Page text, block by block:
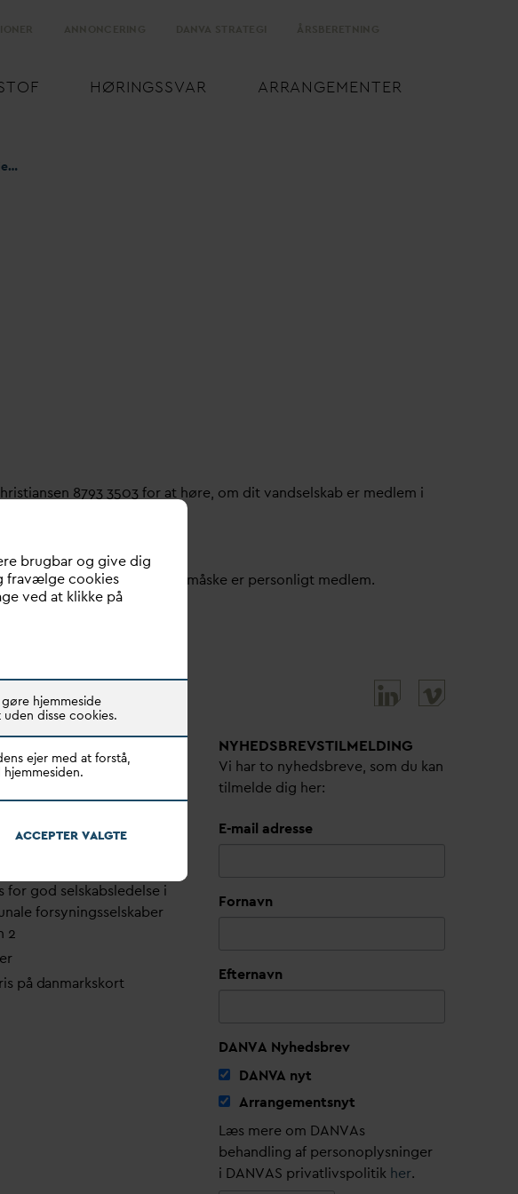
HØRINGSSVAR ARRANGEMENTER
Lejers retsstilling ved udlejers restance på
8793 3503 for at høre, om dit vandselskab er medlem i
iDANVA eller om du måske er personligt medlem.
DANVA medarbejdere
for god selskabsledelse i
forsyningsselskaber
2
på danmarkskort
NYHEDSBREVS­TILMELDING
Vi har to nyhedsbreve, som du kan
tilmelde dig her:
E-mail adresse
Fornavn
Efternavn
DANVA Nyhedsbrev
DANVA nyt
Arrangementsnyt
Læs mere om DANVAs
behandling af personoplysninger
i DANVAS privatlivspolitik her.
brugbar og give dig
fravælge cookies
ved at klikke på
hjemmeside
disse cookies.
ejer med at forstå,
ACCEPTERVALGTE